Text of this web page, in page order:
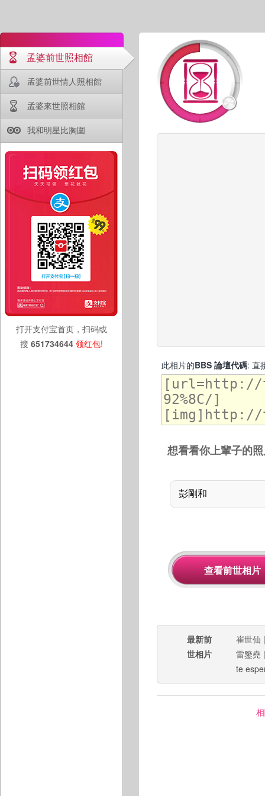
孟婆前世照相館
孟婆前世情人照相館
孟婆來世照相館
我和明星比胸圍
打开支付宝首页，扫码或
搜 651734644 领红包!
此相片的BBS 論壇代碼: 直
想看看你上輩子的
最新前
世相片
崔世仙
雷鑒堯
te